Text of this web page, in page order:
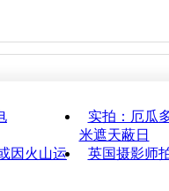
实拍：厄瓜
米遮天蔽日
因火山运
英国摄影师